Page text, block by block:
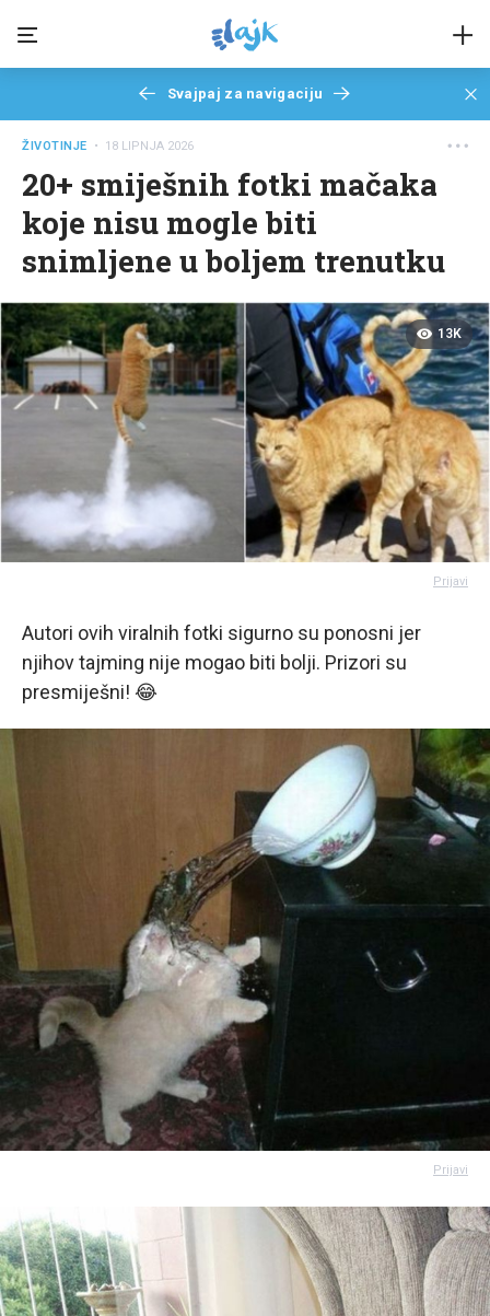
Svajpaj za navigaciju
ŽIVOTINJE • 18 LIPNJA 2026
20+ smiješnih fotki mačaka
koje nisu mogle biti
snimljene u boljem trenutku
13K
Prijavi
Autori ovih viralnih fotki sigurno su ponosni jer
njihov tajming nije mogao biti bolji. Prizori su
presmiješni! 😂
Prijavi